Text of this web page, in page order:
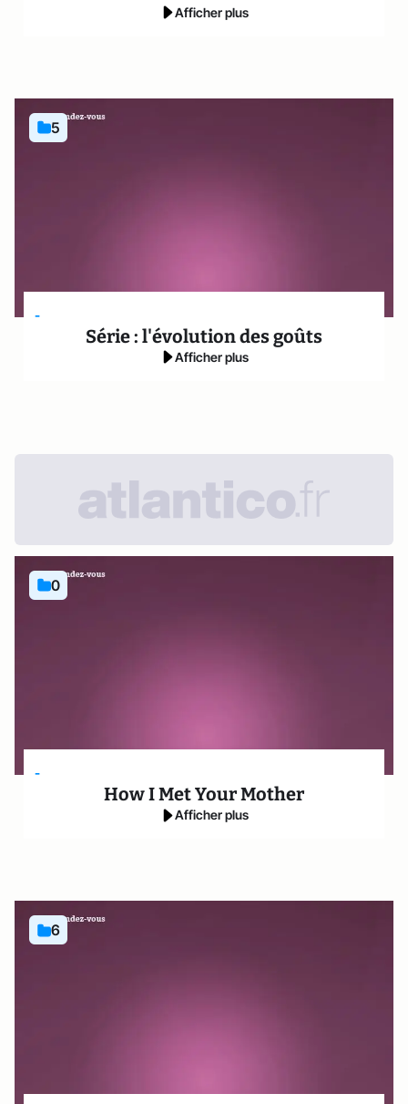
Afficher plus
5
-
Série : l'évolution des goûts
Afficher plus
0
-
How I Met Your Mother
Afficher plus
6